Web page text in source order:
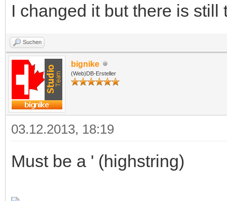
I changed it but there is still
Suchen
bignike
(Web)DB-Ersteller
03.12.2013, 18:19
Must be a ' (highstring)